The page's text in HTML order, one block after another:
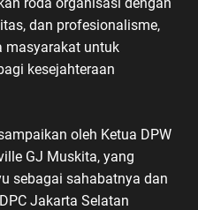
dan profesionalisme,
masyarakat untuk
kesejahteraan
oleh Ketua DPW
GJ Muskita, yang
sebagai sahabatnya dan
Jakarta Selatan